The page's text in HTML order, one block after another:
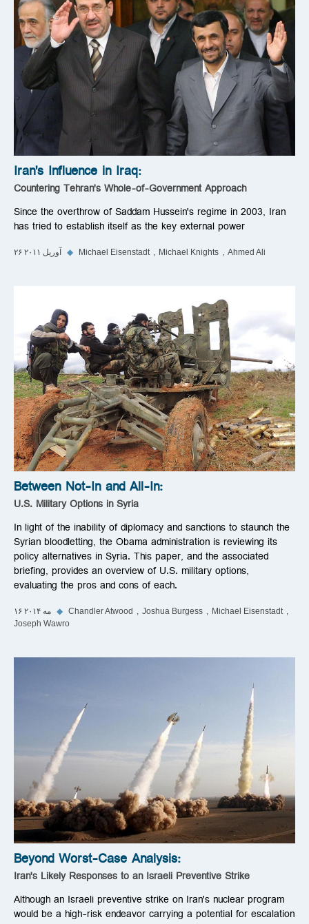
Iran's Influence in Iraq:
Countering Tehran's Whole-of-Government Approach
Since the overthrow of Saddam Hussein's regime in 2003, Iran
has tried to establish itself as the key external power
۲۶ آوریل ۲۰۱۱ ◆ Michael Eisenstadt Michael Knights Ahmed Ali
Between Not-In and All-In:
U.S. Military Options in Syria
In light of the inability of diplomacy and sanctions to staunch the
Syrian bloodletting, the Obama administration is reviewing its
policy alternatives in Syria. This paper, and the associated
briefing, provides an overview of U.S. military options,
evaluating the pros and cons of each.
۱۶ مه ۲۰۱۴ ◆ Chandler Atwood Joshua Burgess
Michael Eisenstadt
Joseph Wawro
Beyond Worst-Case Analysis:
Iran's Likely Responses to an Israeli Preventive Strike
Although an Israeli preventive strike on Iran's nuclear program
would be a high-risk endeavor carrying a potential for escalation